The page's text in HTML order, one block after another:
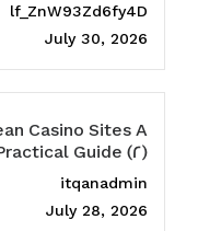
lf_ZnW93Zd6fy4D
July 30, 2026
Casino Sites A
Guide (2)
itqanadmin
July 28, 2026